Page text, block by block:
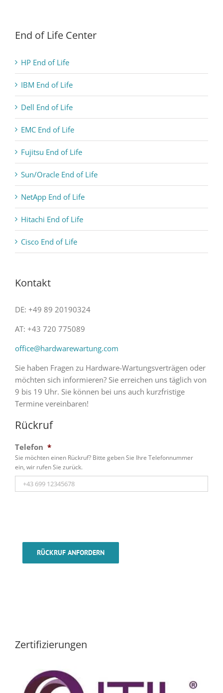
End of Life Center
HP End of Life
IBM End of Life
Dell End of Life
EMC End of Life
Fujitsu End of Life
Sun/Oracle End of Life
NetApp End of Life
Hitachi End of Life
Cisco End of Life
Kontakt
DE: +49 89 20190324
AT: +43 720 775089
office@hardwarewartung.com
Sie haben Fragen zu Hardware-Wartungsverträgen oder
möchten sich informieren? Sie erreichen uns täglich von
9 bis 19 Uhr. Sie können bei uns auch kurzfristige
Termine vereinbaren!
Rückruf
Telefon *
Sie möchten einen Rückruf? Bitte geben Sie Ihre Telefonnummer
ein, wir rufen Sie zurück.
RÜCKRUF ANFORDERN
Zertifizierungen